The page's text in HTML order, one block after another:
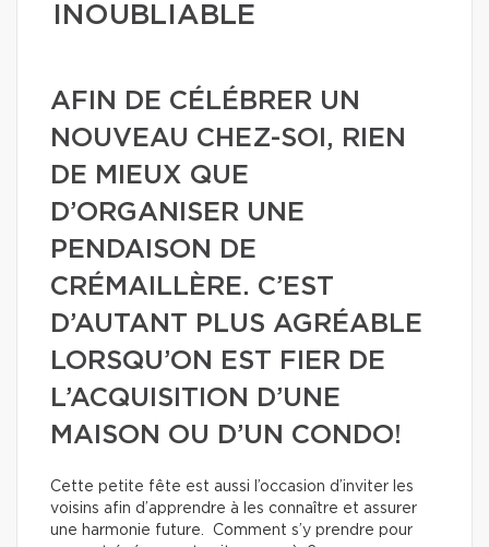
INOUBLIABLE
AFIN DE CÉLÉBRER UN
NOUVEAU CHEZ-SOI, RIEN
DE MIEUX QUE
D’ORGANISER UNE
PENDAISON DE
CRÉMAILLÈRE. C’EST
D’AUTANT PLUS AGRÉABLE
LORSQU’ON EST FIER DE
L’ACQUISITION D’UNE
MAISON OU D’UN CONDO!
Cette petite fête est aussi l’occasion d’inviter les
voisins afin d’apprendre à les connaître et assurer
une harmonie future. Comment s’y prendre pour